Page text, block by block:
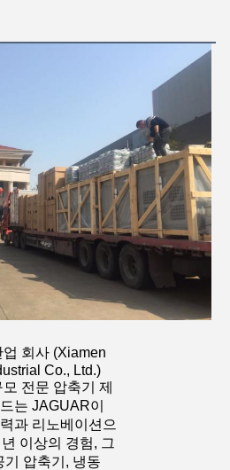
회사 (Xiamen
Co., Ltd.)
전문 압축기 제
는 JAGUAR이
과 리노베이션으
이상의 경험, 그
압축기, 냉동